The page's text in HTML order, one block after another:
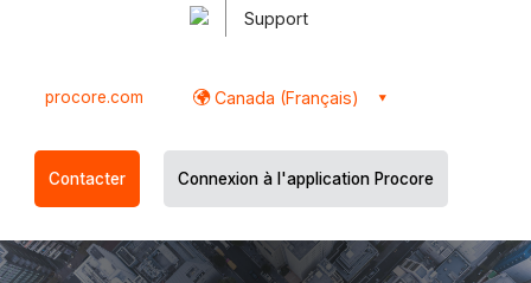
Support
procore.com Canada (Français)
Contacter Connexion à l'application Procore